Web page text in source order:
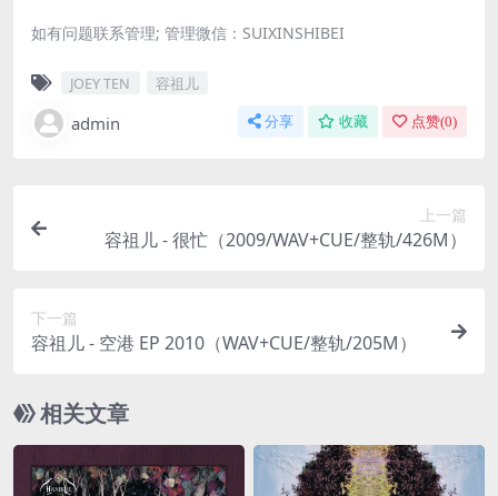
如有问题联系管理; 管理微信：SUIXINSHIBEI
JOEY TEN 容祖儿
admin 分享 收藏 点赞(0)
上一篇
容祖儿 - 很忙（2009/WAV+CUE/整轨/426M）
下一篇
容祖儿 - 空港 EP 2010（WAV+CUE/整轨/205M）
相关文章